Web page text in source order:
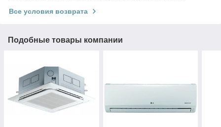
Все условия возврата
Подобные товары компании